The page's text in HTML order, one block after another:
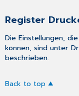
Register
Die Einstellungen,
können, sind unter
beschrieben.
Back to top